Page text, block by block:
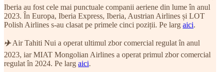
Iberia au fost cele mai punctuale companii aeriene din lume în anul
2023. În Europa, Iberia Express, Iberia, Austrian Airlines și LOT
Polish Airlines s-au clasat pe primele cinci poziții. Pe larg aici.
✈️Air Tahiti Nui a operat ultimul zbor comercial regulat în anul
2023, iar MIAT Mongolian Airlines a operat primul zbor comercial
regulat în 2024. Pe larg aici.